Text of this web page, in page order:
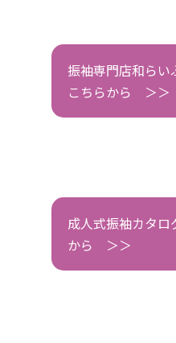
振袖専門店和ら
こちらから ＞＞
成人式振袖カタロ
から ＞＞